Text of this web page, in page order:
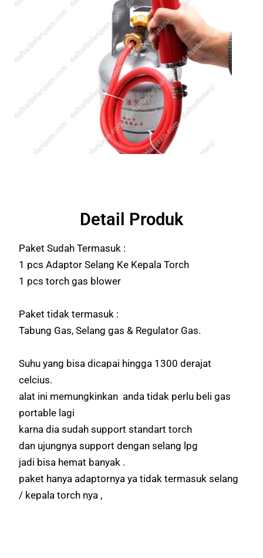
Detail Produk
Paket Sudah Termasuk :
1 pcs Adaptor Selang Ke Kepala Torch
1 pcs torch gas blower
Paket tidak termasuk :
Tabung Gas, Selang gas & Regulator Gas.
Suhu yang bisa dicapai hingga 1300 derajat
celcius.
alat ini memungkinkan anda tidak perlu beli gas
portable lagi
karna dia sudah support standart torch
dan ujungnya support dengan selang lpg
jadi bisa hemat banyak .
paket hanya adaptornya ya tidak termasuk selang
/ kepala torch nya ,